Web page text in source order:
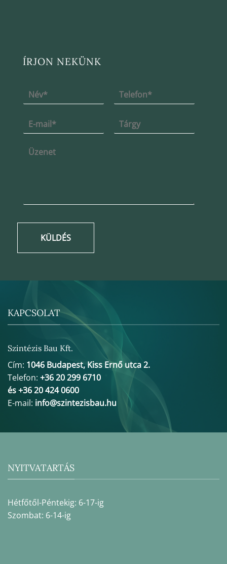
ÍRJON NEKÜNK
KÜLDÉS
KAPCSOLAT
Szintézis Bau Kft.
Cím: 1046 Budapest, Kiss Ernő utca 2.
Telefon: +36 20 299 6710
és +36 20 424 0600
E-mail: info@szintezisbau.hu
NYITVATARTÁS
Hétfőtől-Péntekig: 6-17-ig
Szombat: 6-14-ig